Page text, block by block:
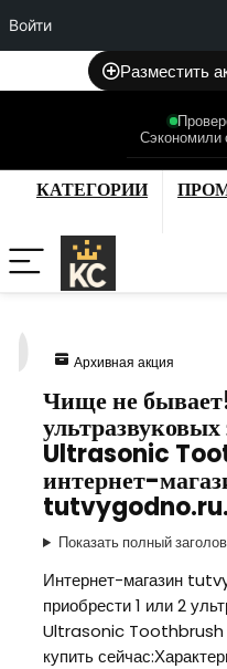
Войти
Разместить
Сэкономили
КАТЕГОРИИ
Архивная акция
Чище не
Ultrasonic
интернет-
Показать полный
Интернет-магазин
приобрести 1 или 2
Ultrasonic Toothbrush
купить